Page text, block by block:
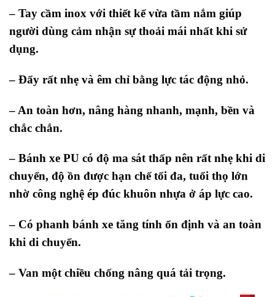
– Tay cầm inox với thiết kế vừa tầm nắm giúp
người dùng cảm nhận sự thoải mái nhất khi sử
dụng.
– Đẩy rất nhẹ và êm chỉ bằng lực tác động nhỏ.
– An toàn hơn, nâng hàng nhanh, mạnh, bền và
chắc chắn.
– Bánh xe PU có độ ma sát thấp nên rất nhẹ khi di
chuyển, độ ồn được hạn chế tối đa, tuổi thọ lớn
nhờ công nghệ ép đúc khuôn nhựa ở áp lực cao.
– Có phanh bánh xe tăng tính ổn định và an toàn
khi di chuyển.
– Van một chiều chống nâng quá tải trọng.